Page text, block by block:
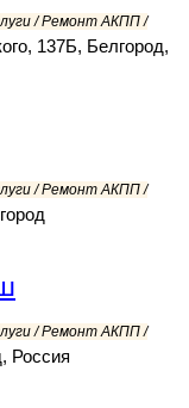
/ Ремонт АКПП /
137Б, Белгород,
/ Ремонт АКПП /
/ Ремонт АКПП /
Россия